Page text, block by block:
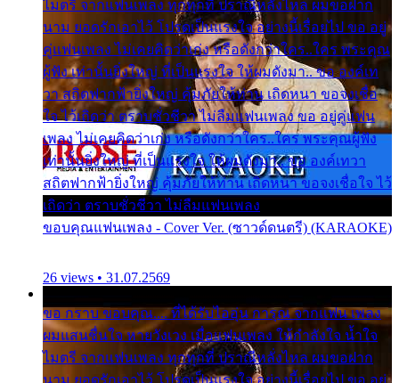
ไมตรี จากแฟนเพลง ทุกทุกที่ ปราณีหลั่งไหล ผมขอฝาก
นาม ยอดรักเอาไว้ โปรดเป็นแรงใจ อย่างนี้เรื่อยไป ขอ อยู่
คู่แฟนเพลง ไม่เคยคิดว่าเก่ง หรือดังกว่าใคร..ใคร พระคุณ
ผู้ฟัง เท่านั้นยิ่งใหญ่ ที่เป็นแรงใจ ให้ผมดังมา.. ขอ องค์เท
วา สถิตฟากฟ้ายิ่งใหญ่ คุ้มภัยให้ท่าน เถิดหนา ขอจงเชื่อ
ใจ ไว้เถิดว่า ตราบชั่วชีวา ไม่ลืมแฟนเพลง ขอ อยู่คู่แฟน
เพลง ไม่เคยคิดว่าเก่ง หรือดังกว่าใคร..ใคร พระคุณผู้ฟัง
เท่านั้นยิ่งใหญ่ ที่เป็นแรงใจ ให้ผมดังมา.. ขอ องค์เทวา
สถิตฟากฟ้ายิ่งใหญ่ คุ้มภัยให้ท่าน เถิดหนา ขอจงเชื่อใจ ไว้
เถิดว่า ตราบชั่วชีวา ไม่ลืมแฟนเพลง
ขอบคุณแฟนเพลง - Cover Ver. (ซาวด์ดนตรี) (KARAOKE)
26 views • 31.07.2569
ขอ กราบ ขอบคุณ.... ที่ได้รับไออุ่น การุณ จากแฟน เพลง
ผมแสนชื่นใจ หายวังเวง เมื่อแฟนเพลง ให้กำลังใจ น้ำใจ
ไมตรี จากแฟนเพลง ทุกทุกที่ ปราณีหลั่งไหล ผมขอฝาก
นาม ยอดรักเอาไว้ โปรดเป็นแรงใจ อย่างนี้เรื่อยไป ขอ อยู่